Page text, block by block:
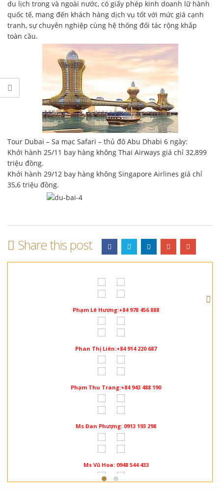
du lịch trong và ngoài nước, có giấy phép kinh doanh lữ hành
quốc tế, mang đến khách hàng dịch vụ tốt với mức giá cạnh
tranh, sự chuyên nghiệp cùng hệ thống đối tác rộng khắp
toàn cầu.
Tour Dubai – Sa mạc Safari – thủ đô Abu Dhabi 6 ngày:
Khởi hành 25/11 bay hàng không Thai Airways giá chỉ 32,899
triệu đồng.
Khởi hành 29/12 bay hàng không Singapore Airlines giá chỉ
35,6 triệu đồng.
Share this post
Phạm Lê Hương:+84 978 456 888
Phan Thị Liên:+84 914 220 687
Phạm Thu Trang:+84 943 488 190
Ms Đan Phượng: 0913 193 298
Ms Vũ Hoa: 0948 544 433